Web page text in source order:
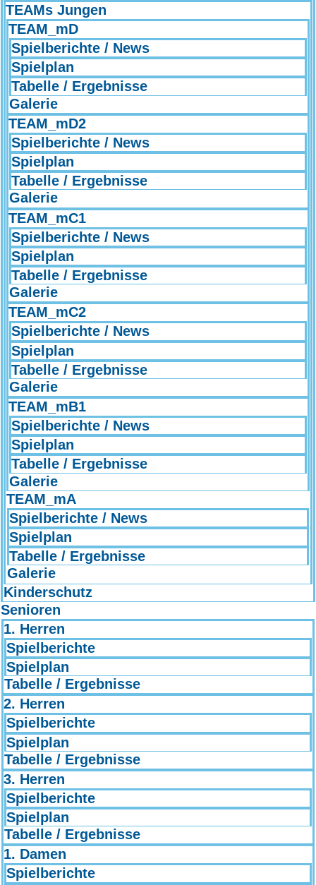
TEAMs Jungen
TEAM_mD
Spielberichte / News
Spielplan
Tabelle / Ergebnisse
Galerie
TEAM_mD2
Spielberichte / News
Spielplan
Tabelle / Ergebnisse
Galerie
TEAM_mC1
Spielberichte / News
Spielplan
Tabelle / Ergebnisse
Galerie
TEAM_mC2
Spielberichte / News
Spielplan
Tabelle / Ergebnisse
Galerie
TEAM_mB1
Spielberichte / News
Spielplan
Tabelle / Ergebnisse
Galerie
TEAM_mA
Spielberichte / News
Spielplan
Tabelle / Ergebnisse
Galerie
Kinderschutz
Senioren
1. Herren
Spielberichte
Spielplan
Tabelle / Ergebnisse
2. Herren
Spielberichte
Spielplan
Tabelle / Ergebnisse
3. Herren
Spielberichte
Spielplan
Tabelle / Ergebnisse
1. Damen
Spielberichte